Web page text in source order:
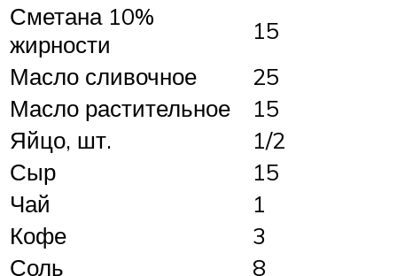
Сметана 10%
жирности
15
Масло сливочное
25
Масло растительное
15
Яйцо, шт.
1/2
Сыр
15
Чай
1
Кофе
3
Соль
8